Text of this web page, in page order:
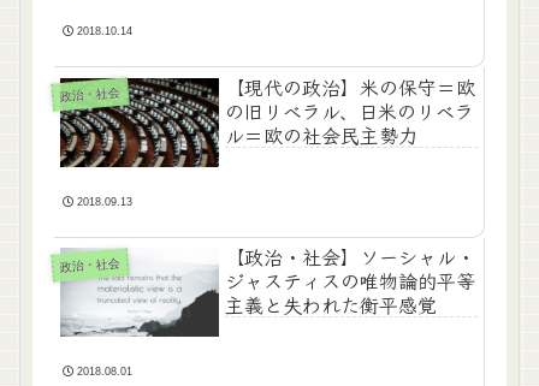
2018.10.14
政治・社会
【現代の政治】米の保守＝欧
の旧リベラル、日米のリベラ
ル＝欧の社会民主勢力
2018.09.13
政治・社会
【政治・社会】ソーシャル・
ジャスティスの唯物論的平等
主義と失われた衡平感覚
2018.08.01